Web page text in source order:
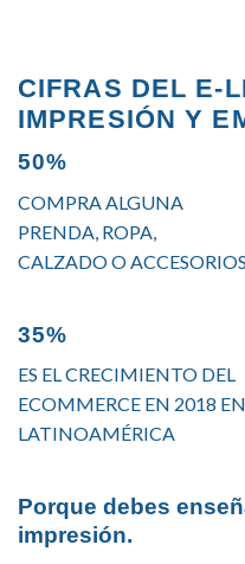
CIFRAS DEL E-
IMPRESIÓN Y
50%
COMPRA ALGUNA
PRENDA, ROPA,
CALZADO O ACCESORIOS
35%
ES EL CRECIMIENTO DEL
ECOMMERCE EN 2018 EN
LATINOAMÉRICA
Porque debes
impresión.